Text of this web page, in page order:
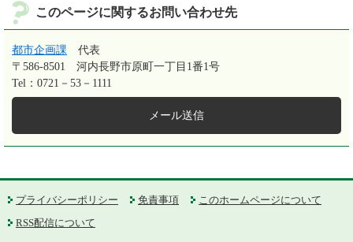
このページに関するお問い合わせ先
都市企画課
代表
〒586-8501
河内長野市原町一丁目1番1号
Tel：0721－53－1111
メール送信
プライバシーポリシー 免責事項
このホームページについて
RSS配信について